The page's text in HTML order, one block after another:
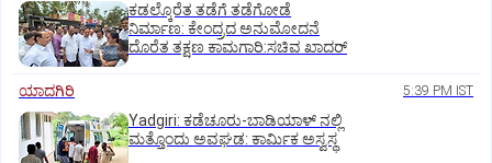
ಕಡಲ್ಕೊರೆತ ತಡೆಗೆ ತಡೆಗೋಡೆ
ನಿರ್ಮಾಣ: ಕೇಂದ್ರದ ಅನುಮೋದನೆ
ದೊರೆತ ತಕ್ಷಣ ಕಾಮಗಾರಿ:ಸಚಿವ ಖಾದರ್
ಯಾದಗಿರಿ 5:39 PM IST
Yadgiri: ಕಡೆಚೂರು-ಬಾಡಿಯಾಳ್ ನಲ್ಲಿ
ಮತ್ತೊಂದು ಅವಘಡ: ಕಾರ್ಮಿಕ ಅಸ್ವಸ್ಥ